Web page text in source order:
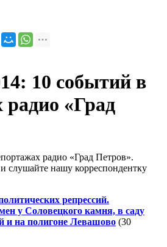
10 событий в
радио «Град
радио «Град Петров».
слушайте нашу корреспондентку
репрессий.
у Соловецкого камня, в саду
и на полигоне Левашово (30